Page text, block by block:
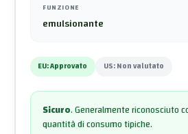
FUNZIONE
emulsionante
EU:Approvato US:Non valutato
Sicuro.Generalmente riconosciuto
quantità di consumo tipiche.